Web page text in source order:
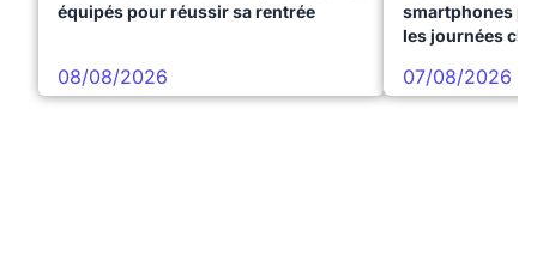
équipés pour réussir sa rentrée
08/08/2026
smartphones
les journées
07/08/2026